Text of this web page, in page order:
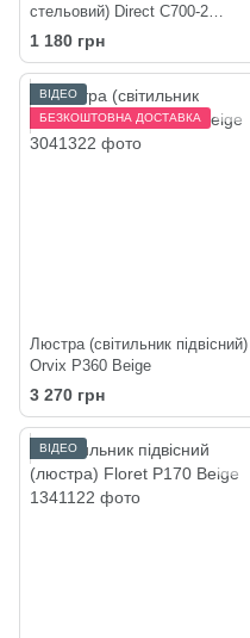
стельовий) Direct C700-2
White
1 180 грн
ВІДЕО
БЕЗКОШТОВНА ДОСТАВКА
Люстра (світильник підвісний)
Orvix P360 Beige
3 270 грн
ВІДЕО